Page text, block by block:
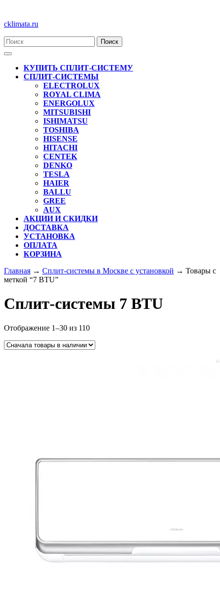
Перейти
содержимому
cklimata.ru
Кнопка
ОткрытьКУПИТЬ СПЛИТ-СИСТЕМУ
СПЛИТ-СИСТЕМЫ
ELECTROLUX
ROYAL CLIMA
ENERGOLUX
MITSUBISHI
ISHIMATSU
TOSHIBA
HISENSE
HITACHI
CENTEK
DENKO
TESLA
HAIER
BALLU
GREE
AUX
АКЦИИ И СКИДКИ
ДОСТАВКА
УСТАНОВКА
ОПЛАТА
КОРЗИНА
КНОПКА
ЗАКРЫТЬ
Главная → Сплит-системы в Москве с установкой → Товары с
меткой “7 BTU”
Сплит-системы 7 BTU
Отображение 1–30 из 110